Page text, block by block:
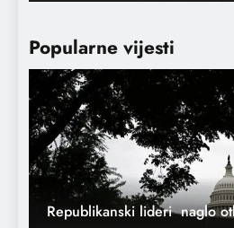
Popularne vijesti
Republikanski lideri naglo